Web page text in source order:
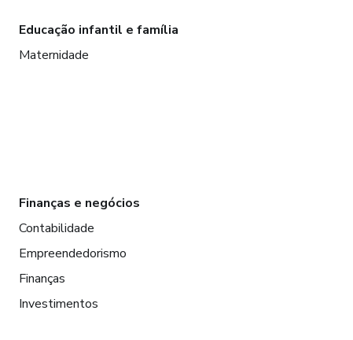
Educação infantil e família
Maternidade
Finanças e negócios
Contabilidade
Empreendedorismo
Finanças
Investimentos